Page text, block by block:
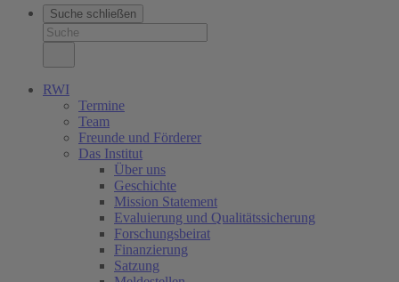
Suche schließen
RWI
Termine
Team
Freunde und Förderer
Das Institut
Über uns
Geschichte
Mission Statement
Evaluierung und Qualitätssicherung
Forschungsbeirat
Finanzierung
Satzung